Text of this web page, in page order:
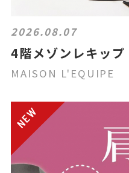
2026.08.07
MAISON L'EQUIPE